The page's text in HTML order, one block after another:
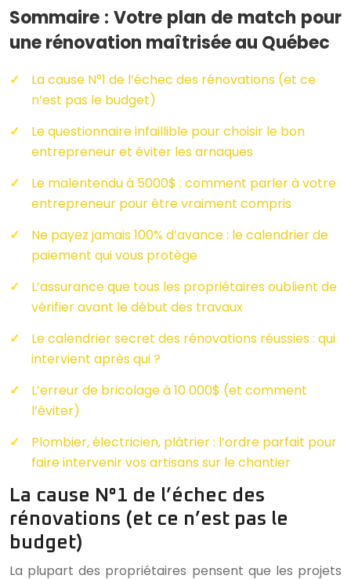
Sommaire : Votre plan de match pour
une rénovation maîtrisée au Québec
La cause N°1 de l’échec des rénovations (et ce
n’est pas le budget)
Le questionnaire infaillible pour choisir le bon
entrepreneur et éviter les arnaques
Le malentendu à 5000$ : comment parler à votre
entrepreneur pour être vraiment compris
Ne payez jamais 100% d’avance : le calendrier de
paiement qui vous protège
L’assurance que tous les propriétaires oublient de
vérifier avant le début des travaux
Le calendrier secret des rénovations réussies : qui
intervient après qui ?
L’erreur de bricolage à 10 000$ (et comment
l’éviter)
Plombier, électricien, plâtrier : l’ordre parfait pour
faire intervenir vos artisans sur le chantier
La cause N°1 de l’échec des
rénovations (et ce n’est pas le
budget)
La plupart des propriétaires pensent que les projets